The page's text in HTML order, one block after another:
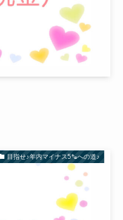
目指せ♪年内マイナス5㌔への道♪